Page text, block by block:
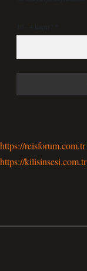
10 - 4 kaçtır?
https://reisforum.com.tr
https://kilisinsesi.com.tr